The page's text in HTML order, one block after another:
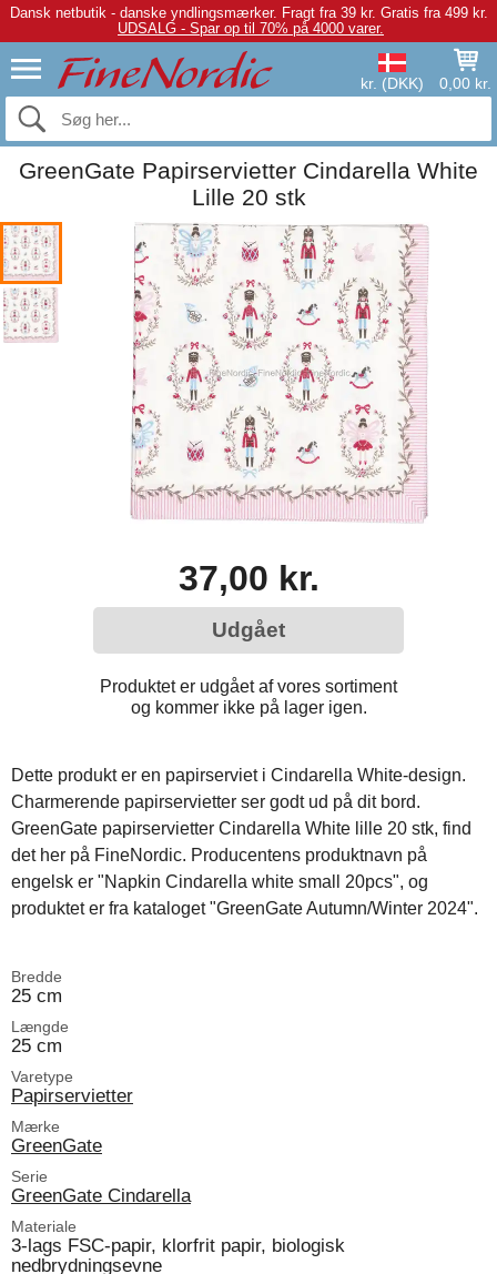
Dansk netbutik - danske yndlingsmærker. Fragt fra 39 kr. Gratis fra 499 kr.
UDSALG - Spar op til 70% på 4000 varer.
kr. (DKK) 0,00 kr.
GreenGate Papirservietter Cindarella White
Lille 20 stk
37,00 kr.
Udgået
Produktet er udgået af vores sortiment
og kommer ikke på lager igen.
Dette produkt er en papirserviet i Cindarella White-design.
Charmerende papirservietter ser godt ud på dit bord.
GreenGate papirservietter Cindarella White lille 20 stk, find
det her på FineNordic. Producentens produktnavn på
engelsk er "Napkin Cindarella white small 20pcs", og
produktet er fra kataloget "GreenGate Autumn/Winter 2024".
Bredde
25 cm
Længde
25 cm
Varetype
Papirservietter
Mærke
GreenGate
Serie
GreenGate Cindarella
Materiale
3-lags FSC-papir, klorfrit papir, biologisk
nedbrydningsevne